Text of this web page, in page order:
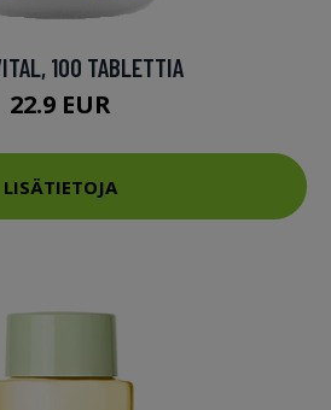
100 TABLETTIA
22.9 EUR
LISÄTIETOJA